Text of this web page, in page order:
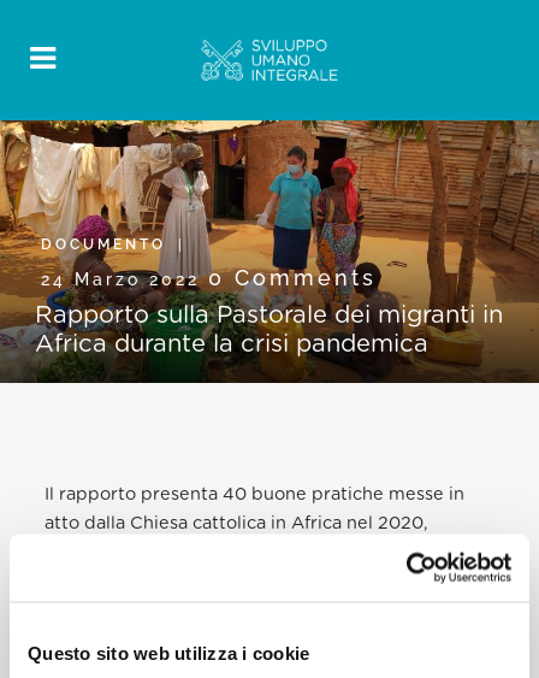
Questo sito web utilizza i cookie
DOCUMENTO
24 Marzo 20220 Comments
Rapporto sulla Pastorale dei migranti in
Africa durante la crisi pandemica
Il rapporto presenta 40 buone pratiche messe in
atto dalla Chiesa cattolica in Africa nel 2020,
durante la pandemia, attraverso i quattro verbi
indicati da Papa Francesco in risposta alla sfida